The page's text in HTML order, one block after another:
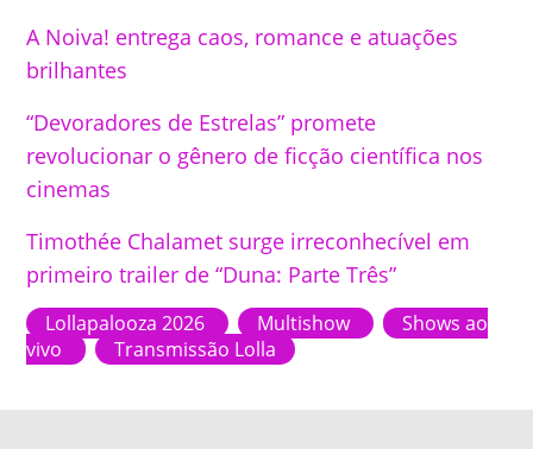
A Noiva! entrega caos, romance e atuações
brilhantes
“Devoradores de Estrelas” promete
revolucionar o gênero de ficção científica nos
cinemas
Timothée Chalamet surge irreconhecível em
primeiro trailer de “Duna: Parte Três”
Lollapalooza 2026 Multishow
Shows ao
vivo
Transmissão Lolla